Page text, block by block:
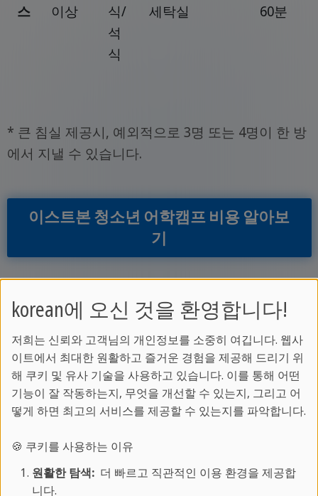
스
이상
식/
석
식
세탁실
60분
* 큰 침실 제공시, 예외적으로 3명 또는 4명이 한 방
에서 지낼 수 있습니다.
이스트본 청소년 어학캠프 비용 알아보
기
액티비티
이스트본 여가활동
★★★ ★★식사와 음료
쇼핑
★★ ★★☆자연의 발견
★★ ★★★일광욕과 해변
★ ★★문화
korean에 오신 것을 환영합니다!
저희는 신뢰와 고객님의 개인정보를 소중히 여깁니다. 웹사
이트에서 최대한 원활하고 즐거운 경험을 제공해 드리기 위
해 쿠키 및 유사 기술을 사용하고 있습니다. 이를 통해 어떤
기능이 잘 작동하는지, 무엇을 개선할 수 있는지, 그리고 어
떻게 하면 최고의 서비스를 제공할 수 있는지를 파악합니다.
🍪 쿠키를 사용하는 이유
원활한 탐색:더 빠르고 직관적인 이용 환경을 제공합
니다.